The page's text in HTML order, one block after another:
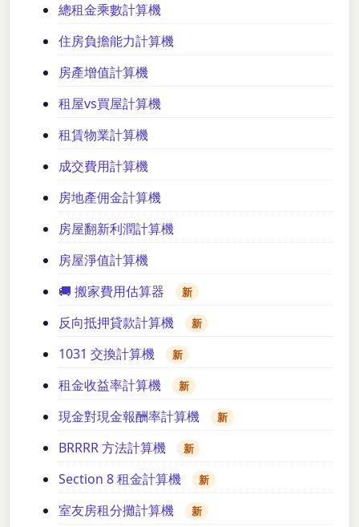
總租金乘數計算機
住房負擔能力計算機
房產增值計算機
租屋vs買屋計算機
租賃物業計算機
成交費用計算機
房地產佣金計算機
房屋翻新利潤計算機
房屋淨值計算機
🚚 搬家費用估算器
新
反向抵押貸款計算機 新
1031 交換計算機 新
租金收益率計算機 新
現金對現金報酬率計算機 新
BRRRR 方法計算機 新
Section 8 租金計算機 新
室友房租分攤計算機 新